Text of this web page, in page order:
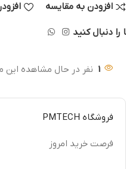
افزودن به مقایسه
را دنبال کنید
1 نفر در حال مشاهده
فروشگاه PMTECH
فرصت خرید امروز